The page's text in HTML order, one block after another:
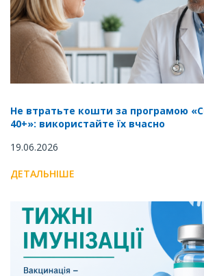
Не втратьте кошти за програмою
40+»: використайте їх вчасно
19.06.2026
ДЕТАЛЬНІШЕ